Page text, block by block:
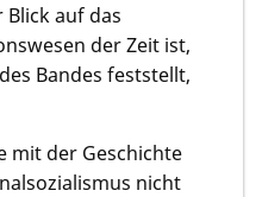
auf das
der Zeit ist,
Bandes feststellt,
mit der Geschichte
nicht